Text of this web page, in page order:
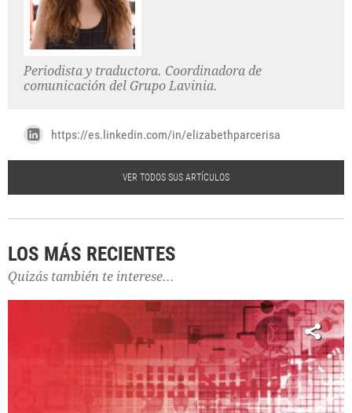
Periodista y traductora. Coordinadora de
comunicación del Grupo Lavinia.
https://es.linkedin.com/in/elizabethparcerisa
VER TODOS SUS ARTÍCULOS
LOS MÁS RECIENTES
Quizás también te interese...